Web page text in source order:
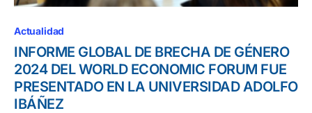
Actualidad
INFORME GLOBAL DE BRECHA DE GÉNERO
2024 DEL WORLD ECONOMIC FORUM FUE
PRESENTADO EN LA UNIVERSIDAD ADOLFO
IBÁÑEZ